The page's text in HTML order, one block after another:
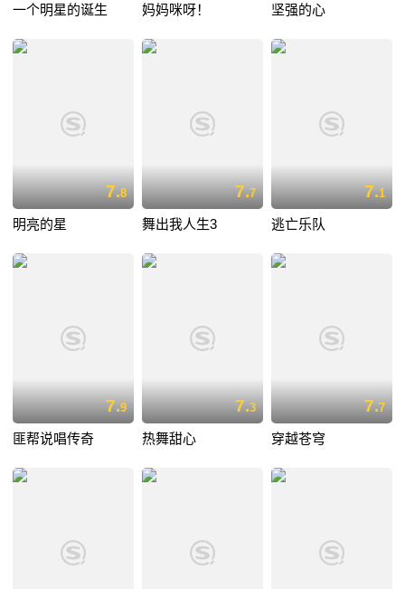
一个明星的诞生 妈妈咪呀！ 坚强的心
7.8
明亮的星
7.7
舞出我人生3
7.1
逃亡乐队
7.9
匪帮说唱传奇
7.3
热舞甜心
7.7
穿越苍穹